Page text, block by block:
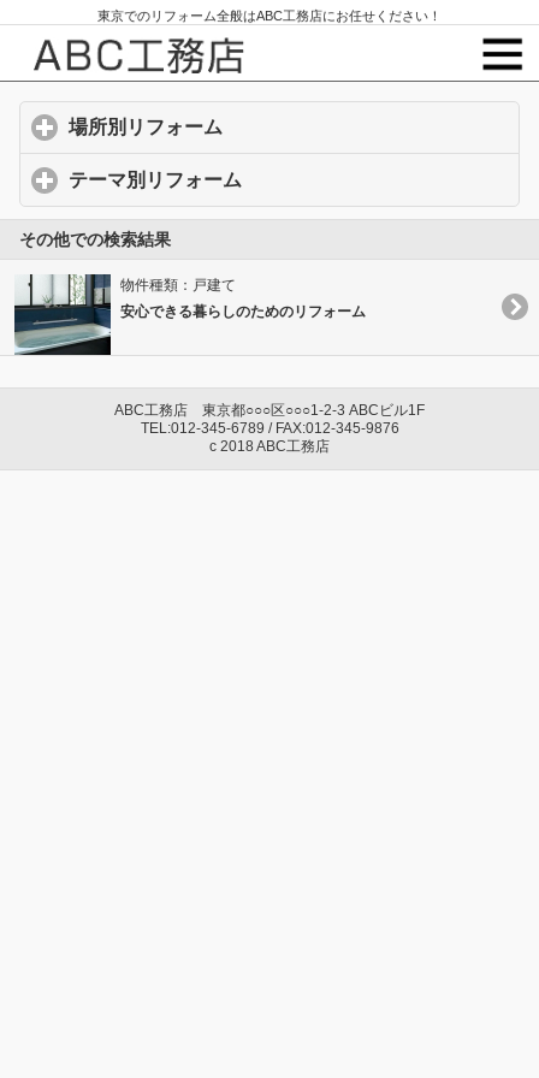
東京でのリフォーム全般はABC工務店にお任せください！
場所別リフォーム
テーマ別リフォーム
その他での検索結果
物件種類：戸建て
安心できる暮らしのためのリフォーム
ABC工務店 東京都○○○区○○○1-2-3 ABCビル1F
TEL:012-345-6789 / FAX:012-345-9876
c 2018 ABC工務店